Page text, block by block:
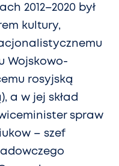
2012–2020 był
kultury,
Wojskowo-
rosyjską
a w jej skład
spraw
– szef